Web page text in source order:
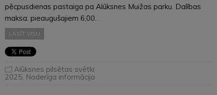
pēcpusdienas pastaiga pa Alūksnes Muižas parku. Dalības
maksa: pieaugušajiem 6,00…
LASĪT VISU
Alūksnes pilsētas svētki
2025 Noderīga informācija